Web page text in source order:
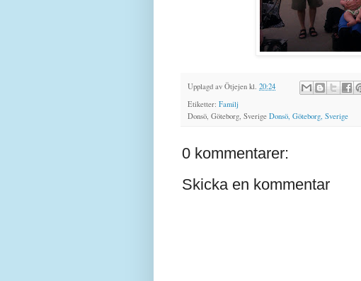
Upplagd av Ötjejen kl. 20:24
Etiketter: Familj
Donsö, Göteborg, Sverige Donsö, Göteborg, Sverige
0 kommentarer:
Skicka en kommentar